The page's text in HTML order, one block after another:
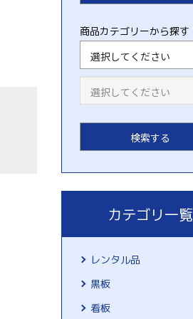
商品カテゴリーから探す
カテゴリ一覧
レンタル品
黒板
看板